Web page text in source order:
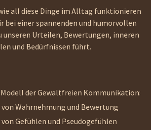
all diese Dinge im Alltag funktionieren
bei einer spannenden und humorvollen
unseren Urteilen, Bewertungen, inneren
und Bedürfnissen führt.
der Gewaltfreien Kommunikation:
Wahrnehmung und Bewertung
Gefühlen und Pseudogefühlen